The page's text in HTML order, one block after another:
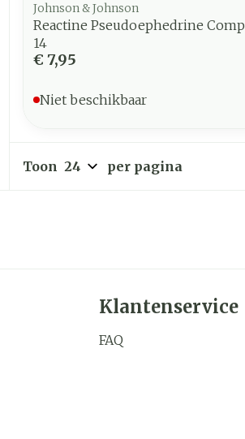
Johnson & Johnson
Reactine Pseudoephedrine Comp
14
€ 7,95
Niet beschikbaar
Toon per pagina
Klantenservice
FAQ